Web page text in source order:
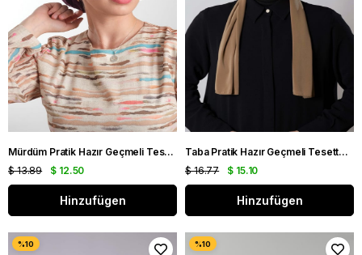
Mürdüm Pratik Hazır Geçmeli Tesettür Bone Sandy Kumaş Büzgülü 2114_07
$ 12.50
$ 13.89
Hinzufügen
Taba Pratik Hazır Geçmeli Tesettür Bone Sandy Kumaş Atkılı 2204_33
$ 15.10
$ 16.77
Hinzufügen